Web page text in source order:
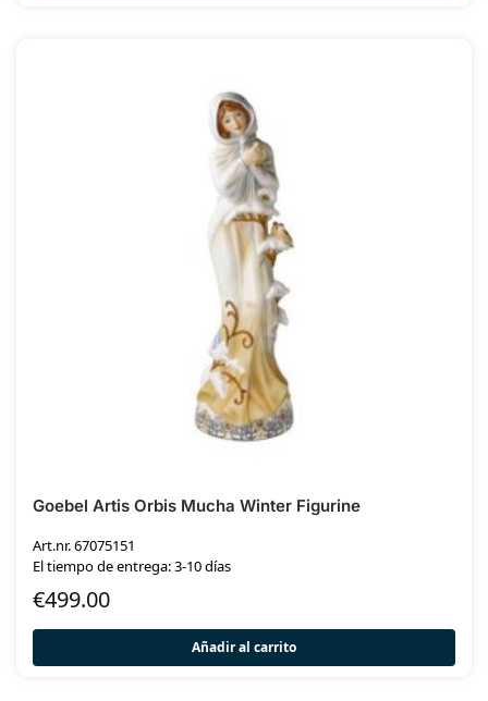
Goebel Artis Orbis Mucha Winter Figurine
Art.nr. 67075151
El tiempo de entrega: 3-10 días
€499.00
Añadir al carrito